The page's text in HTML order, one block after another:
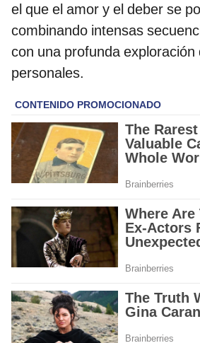
el que el amor y el deber se
combinando intensas
con una profunda exploración
personales.